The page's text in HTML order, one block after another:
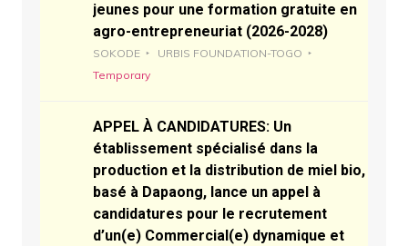
jeunes pour une formation gratuite en
agro-entrepreneuriat (2026-2028)
SOKODE
URBIS FOUNDATION-TOGO
Temporary
APPEL À CANDIDATURES: Un
établissement spécialisé dans la
production et la distribution de miel bio,
basé à Dapaong, lance un appel à
candidatures pour le recrutement
d’un(e) Commercial(e) dynamique et